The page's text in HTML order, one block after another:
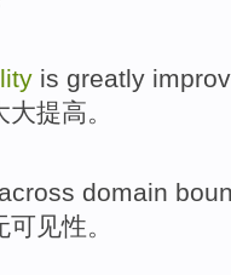
is greatly
大提高。
across domain
可见性。